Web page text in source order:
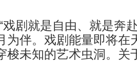
就是自由、就是奔赴
为伴。戏剧能量即将在
梭未知的艺术虫洞。关